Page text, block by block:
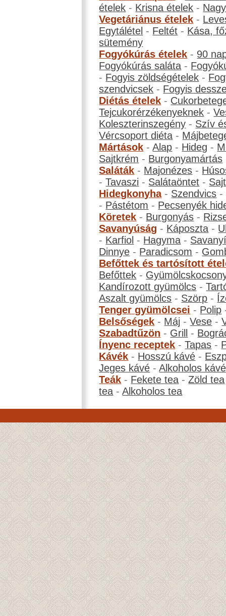
ételek - Krisna ételek -
Vegetáriánus ételek -
Egytálétel - Feltét - Kása,
sütemény
Fogyókúrás ételek - 90
Fogyókúrás saláta -
- Fogyis zöldségételek -
szendvicsek - Fogyis
Diétás ételek -
Tejcukorérzékenyeknek -
Koleszterinszegény - Szív
Vércsoport diéta -
Mártások -Alap - Hideg -
Sajtkrém - Burgonyamártás
Saláták - Majonézes -
-Tavaszi - Salátaöntet -
Hidegkonyha- Szendvics -
- Pástétom - Pecsenyék
Köretek - Burgonyás -
Savanyúság - Káposzta -
- Karfiol - Hagyma -
Dinnye - Paradicsom -
Befőttek és tartósított
Befőttek -
Kandírozott gyümölcs -
Aszalt gyümölcs - Szörp -
Tenger gyümölcsei - Polip
Belsőségek - Máj -Vese -
Szabadtűzön - Grill -
Ínyenc receptek -Tapas -
Kávék - Hosszú kávé -
Jeges kávé -Alkoholos kávé
Teák - Fekete tea -Zöld tea
tea -Alkoholos tea